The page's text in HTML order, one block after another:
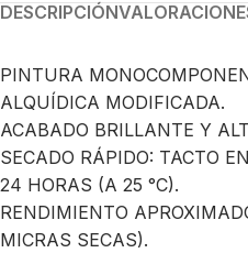
DESCRIPCIÓN
PINTURA
ALQUÍDICA MODIFICADA.
ACABADO BRILLANTE Y
SECADO RÁPIDO: TACTO
24 HORAS (A 25 °C).
RENDIMIENTO
MICRAS SECAS).